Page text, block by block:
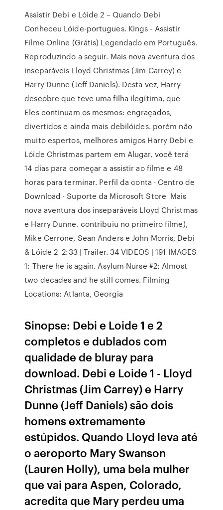
Assistir Debi e Lóide 2 – Quando Debi
Conheceu Lóide-portugues. Kings - Assistir
Filme Online (Grátis) Legendado em Português.
Reproduzindo a seguir. Mais nova aventura dos
inseparáveis Lloyd Christmas (Jim Carrey) e
Harry Dunne (Jeff Daniels). Desta vez, Harry
descobre que teve uma filha ilegítima, que
Eles continuam os mesmos: engraçados,
divertidos e ainda mais debilóides. porém não
muito espertos, melhores amigos Harry Debi e
Lóide Christmas partem em Alugar, você terá
14 dias para começar a assistir ao filme e 48
horas para terminar. Perfil da conta · Centro de
Download · Suporte da Microsoft Store Mais
nova aventura dos inseparáveis Lloyd Christmas
e Harry Dunne. contribuiu no primeiro filme),
Mike Cerrone, Sean Anders e John Morris, Debi
& Lóide 2 2:33 | Trailer. 34 VIDEOS | 191 IMAGES
1: There he is again. Asylum Nurse #2: Almost
two decades and he still comes. Filming
Locations: Atlanta, Georgia
Sinopse: Debi e Loide 1 e 2
completos e dublados com
qualidade de bluray para
download. Debi e Loide 1 - Lloyd
Christmas (Jim Carrey) e Harry
Dunne (Jeff Daniels) são dois
homens extremamente
estúpidos. Quando Lloyd leva até
o aeroporto Mary Swanson
(Lauren Holly), uma bela mulher
que vai para Aspen, Colorado,
acredita que Mary perdeu uma